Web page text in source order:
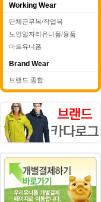
Working Wear
단체근무복/작업복
노인일자리유니폼/용품
마트유니폼
Brand Wear
브랜드 종합